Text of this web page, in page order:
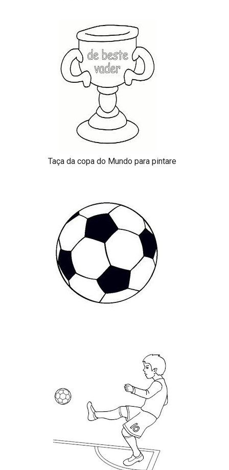
Taça da copa do Mundo para pintare